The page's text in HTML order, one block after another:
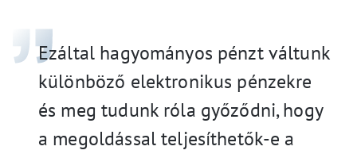
Ezáltal hagyományos pénzt váltunk
különböző elektronikus pénzekre
és meg tudunk róla győződni, hogy
a megoldással teljesíthetők-e a